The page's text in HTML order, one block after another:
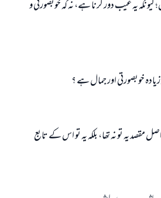
يہ عيب دور كرنا ہے، نہ كہ خوبصورتى و
خوبصورتى اور جمال ہے ؟
مقصد يہ تو نہ تھا، بلكہ يہ تو اس كے تابع
صلی اللہ علیہ و سلم کا فرمان ہے: